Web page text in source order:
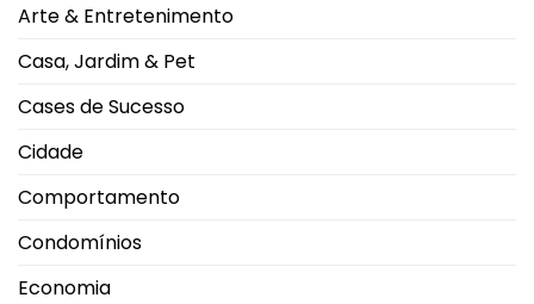
mais
quentes
e
movimento
nas
de
exibição
Arte & Entretenimento
Casa, Jardim & Pet
Cases de Sucesso
Cidade
Comportamento
Condomínios
Economia